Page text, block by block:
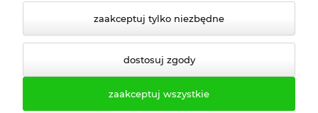
zaakceptuj tylko niezbędne
dostosuj zgody
zaakceptuj wszystkie